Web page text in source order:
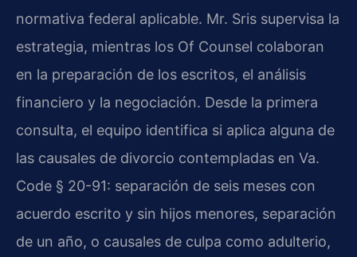
normativa federal aplicable. Mr. Sris supervisa la
estrategia, mientras los Of Counsel colaboran
en la preparación de los escritos, el análisis
financiero y la negociación. Desde la primera
consulta, el equipo identifica si aplica alguna de
las causales de divorcio contempladas en Va.
Code § 20-91: separación de seis meses con
acuerdo escrito y sin hijos menores, separación
de un año, o causales de culpa como adulterio,